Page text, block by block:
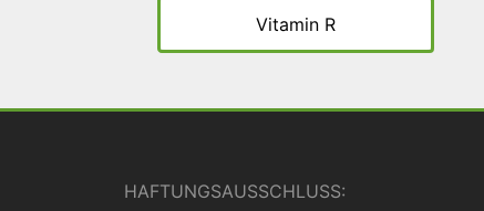
Vitamin R
HAFTUNGSAUSSCHLUSS: